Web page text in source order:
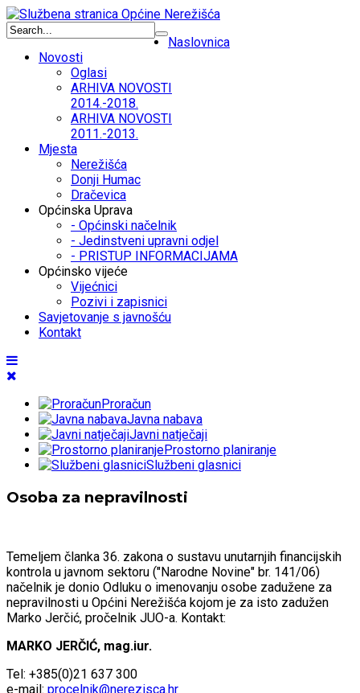
Naslovnica
Novosti
Oglasi
ARHIVA NOVOSTI
2014.-2018.
ARHIVA NOVOSTI
2011.-2013.
Mjesta
Nerežišća
Donji Humac
Dračevica
Općinska Uprava
- Općinski načelnik
- Jedinstveni upravni odjel
- PRISTUP INFORMACIJAMA
Općinsko vijeće
Vijećnici
Pozivi i zapisnici
Savjetovanje s javnošću
Kontakt
Proračun
Javna nabava
Javni natječaji
Prostorno planiranje
Službeni glasnici
Osoba za nepravilnosti
Temeljem članka 36. zakona o sustavu unutarnjih financijskih
kontrola u javnom sektoru ("Narodne Novine" br. 141/06)
načelnik je donio Odluku o imenovanju osobe zadužene za
nepravilnosti u Općini Nerežišća kojom je za isto zadužen
Marko Jerčić, pročelnik JUO-a. Kontakt:
MARKO JERČIĆ, mag.iur.
Tel: +385(0)21 637 300
e-mail: procelnik@nerezisca.hr